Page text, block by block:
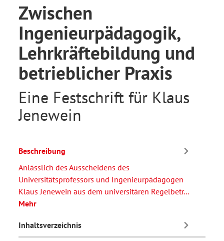
Zwischen
Ingenieurpädagogik,
Lehrkräftebildung und
betrieblicher Praxis
Eine Festschrift für Klaus
Jenewein
Beschreibung
Anlässlich des Ausscheidens des
Universitätsprofessors und Ingenieurpädagogen
Klaus Jenewein aus dem universitären Regelbetr…
Mehr
Inhaltsverzeichnis